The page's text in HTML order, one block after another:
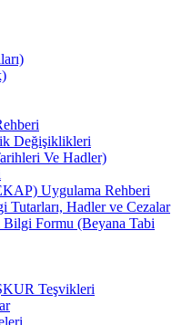
Değişiklikleri
Ve Hadler)
Uygulama Rehberi
Tutarları, Hadler ve Cezalar
Bilgi Formu (Beyana Tabi
Teşvikleri